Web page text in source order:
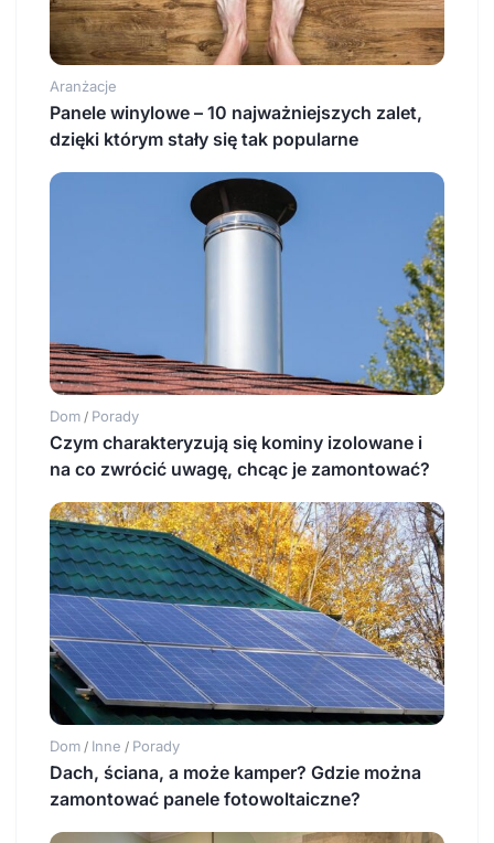
Aranżacje
Panele winylowe – 10 najważniejszych zalet,
dzięki którym stały się tak popularne
Dom / Porady
Czym charakteryzują się kominy izolowane i
na co zwrócić uwagę, chcąc je zamontować?
Dom / Inne / Porady
Dach, ściana, a może kamper? Gdzie można
zamontować panele fotowoltaiczne?